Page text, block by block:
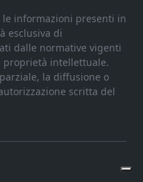
informazioni presenti in
esclusiva di
dalle normative vigenti
intellettuale.
la diffusione o
scritta del